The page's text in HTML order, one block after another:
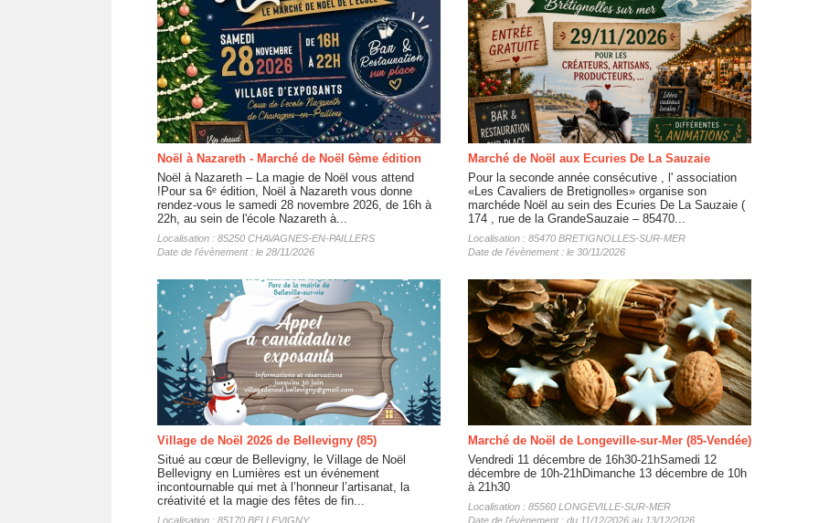
Noël à Nazareth - Marché de Noël 6ème édition
Noël à Nazareth – La magie de Noël vous attend
!Pour sa 6ᵉ édition, Noël à Nazareth vous donne
rendez-vous le samedi 28 novembre 2026, de 16h à
22h, au sein de l'école Nazareth à...
Localisation : 85250 CHAVAGNES-EN-PAILLERS
Date de l'évènement : le 28/11/2026
Marché de Noël aux Ecuries De La Sauzaie
Pour la seconde année consécutive , l' association
«Les Cavaliers de Bretignolles» organise son
marchéde Noël au sein des Ecuries De La Sauzaie (
174 , rue de la GrandeSauzaie – 85470...
Localisation : 85470 BRETIGNOLLES-SUR-MER
Date de l'évènement : le 30/11/2026
Village de Noël 2026 de Bellevigny (85)
Situé au cœur de Bellevigny, le Village de Noël
Bellevigny en Lumières est un événement
incontournable qui met à l’honneur l’artisanat, la
créativité et la magie des fêtes de fin...
Localisation : 85170 BELLEVIGNY
Marché de Noël de Longeville-sur-Mer (85-Vendée)
Vendredi 11 décembre de 16h30-21hSamedi 12
décembre de 10h-21hDimanche 13 décembre de 10h
à 21h30
Localisation : 85560 LONGEVILLE-SUR-MER
Date de l'évènement : du 11/12/2026 au 13/12/2026